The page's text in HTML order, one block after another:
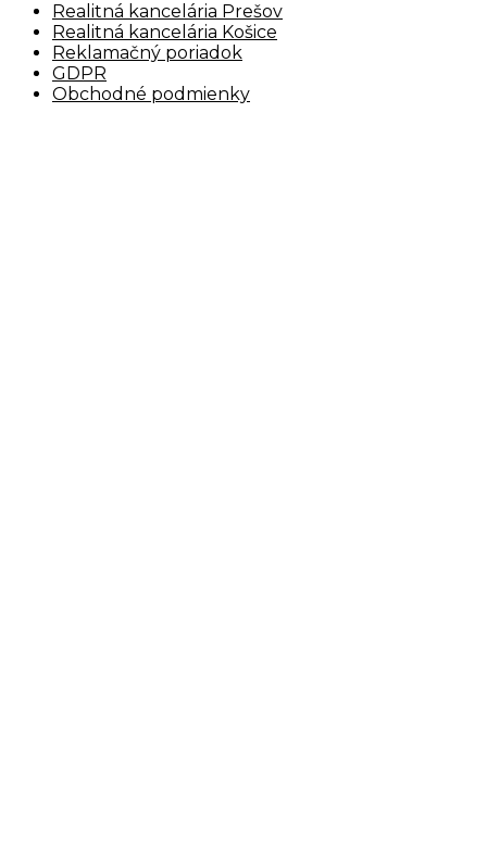
Realitná kancelária Prešov
Realitná kancelária Košice
Reklamačný poriadok
GDPR
Obchodné podmienky